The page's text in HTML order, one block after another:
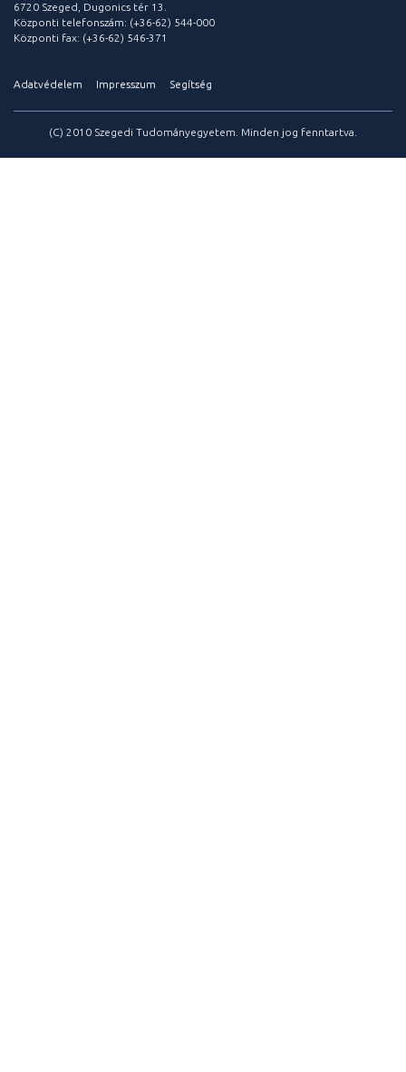
6720 Szeged, Dugonics tér 13.
Központi telefonszám: (+36-62) 544-000
Központi fax: (+36-62) 546-371
Adatvédelem Impresszum Segítség
(C) 2010 Szegedi Tudományegyetem. Minden jog fenntartva.